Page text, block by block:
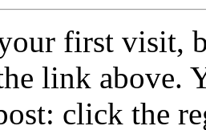
first visit,
link above.
click the